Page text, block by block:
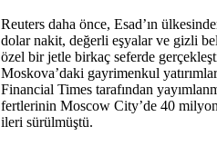
Reuters daha önce, Esad’ın
dolar nakit, değerli eşyalar ve gizli
özel bir jetle birkaç seferde
Moskova’daki gayrimenkul
Financial Times tarafından
fertlerinin Moscow City’de 40 milyon
ileri sürülmüştü.